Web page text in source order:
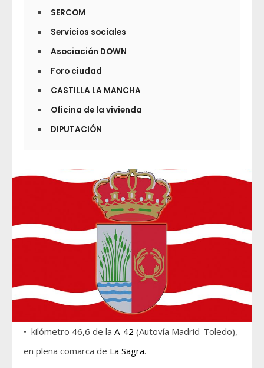
SERCOM
Servicios sociales
Asociación DOWN
Foro ciudad
CASTILLA LA MANCHA
Oficina de la vivienda
DIPUTACIÓN
• kilómetro 46,6 de la A-42 (Autovía Madrid-Toledo),
en plena comarca de La Sagra.